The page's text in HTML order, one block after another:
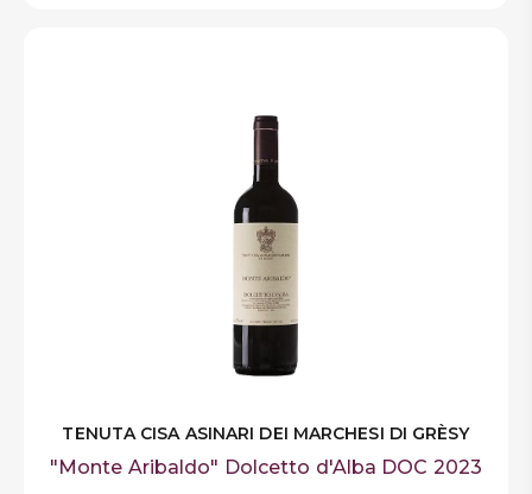
TENUTA CISA ASINARI DEI MARCHESI DI GRÈSY
"Monte Aribaldo" Dolcetto d'Alba DOC 2023